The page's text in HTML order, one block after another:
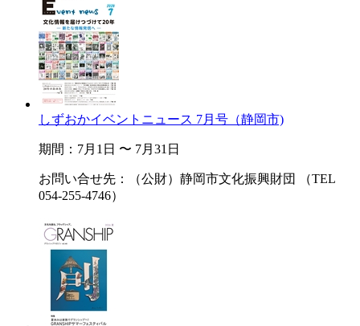
しずおかイベントニュース 7月号（静岡市)
期間：7月1日 〜 7月31日
お問い合せ先：（公財）静岡市文化振興財団 （TEL
054-255-4746）